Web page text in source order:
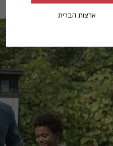
ארצות הברית